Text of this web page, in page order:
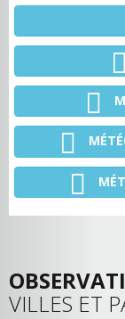
VILLES ET